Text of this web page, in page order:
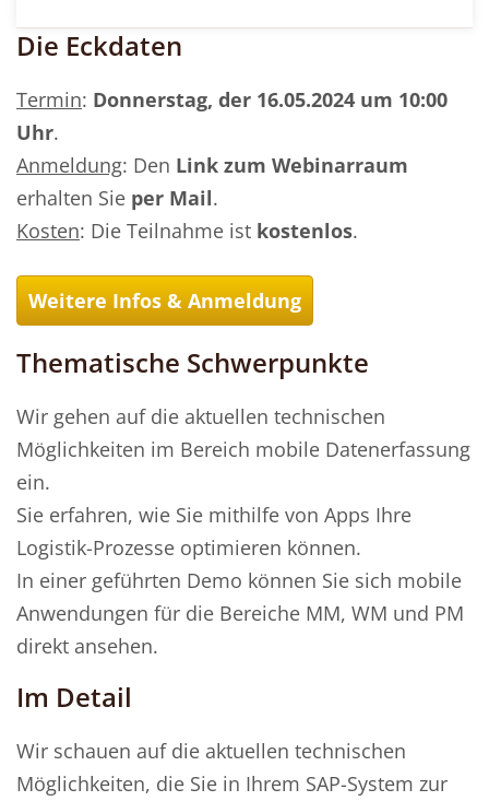
Die Eckdaten
Termin: Donnerstag, der 16.05.2024 um 10:00
Uhr.
Anmeldung: Den Link zum Webinarraum
erhalten Sie per Mail.
Kosten: Die Teilnahme ist kostenlos.
Weitere Infos & Anmeldung
Thematische Schwerpunkte
Wir gehen auf die aktuellen technischen
Möglichkeiten im Bereich mobile Datenerfassung
ein.
Sie erfahren, wie Sie mithilfe von Apps Ihre
Logistik-Prozesse optimieren können.
In einer geführten Demo können Sie sich mobile
Anwendungen für die Bereiche MM, WM und PM
direkt ansehen.
Im Detail
Wir schauen auf die aktuellen technischen
Möglichkeiten, die Sie in Ihrem SAP-System zur